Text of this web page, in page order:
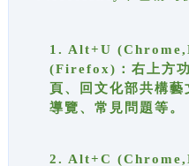
1. Alt+U
(Firefox)：右上方
頁、回文化部共構
導覽、常見問題等。
2. Alt+C